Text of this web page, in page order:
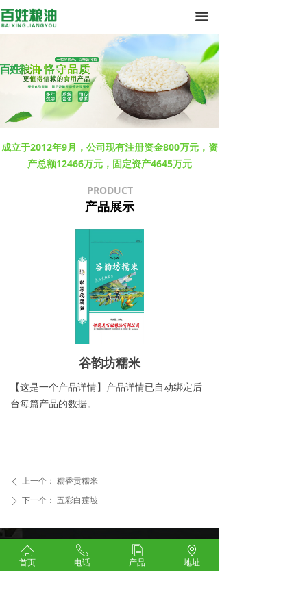
끀
网站首页
企业相册
资质荣誉
公司简介
资讯动态
【这是一个产品详情】产品详情已自动绑定后
台每篇产品的数据。
ꄴ 上一个： 糯香贡糯米
ꄲ 下一个： 五彩白莲坡
谷韵坊糯米
成立于2012年9月，公司现有注册资金800万元，资
产总额12466万元，固定资产4645万元
PRODUCT
产品展示
网站首页 产品中心 企业相册
资质荣誉
公司简介
资讯动态 联系我们 一键拨号
ꀇ
首页
ꂅ
电话
ꀢ
产品
ꄹ
地址